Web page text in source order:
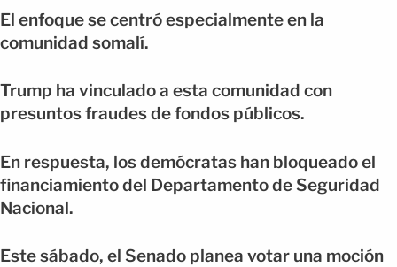
El enfoque se centró especialmente en la
comunidad somalí.
Trump ha vinculado a esta comunidad con
presuntos fraudes de fondos públicos.
En respuesta, los demócratas han bloqueado el
financiamiento del Departamento de Seguridad
Nacional.
Este sábado, el Senado planea votar una moción